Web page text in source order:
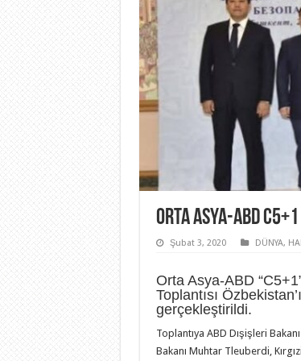
ORTA ASYA-ABD
Şubat 3, 2020 DÜNYA,
Orta Asya-ABD
Toplantısı
gerçekleştirildi.
Toplantıya ABD Dışişleri
Bakanı Muhtar Tleuberdi,